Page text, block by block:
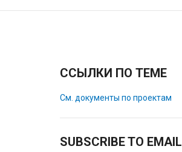
ССЫЛКИ ПО ТЕМЕ
См. документы по проектам
SUBSCRIBE TO EMAIL